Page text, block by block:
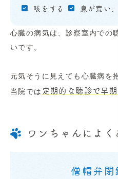
咳をする
息が荒い
心臓の病気は、診察室内での
いです。
元気そうに見えても心臓病を
当院では 定期的な聴診で早
ワンちゃんによ
僧帽弁閉